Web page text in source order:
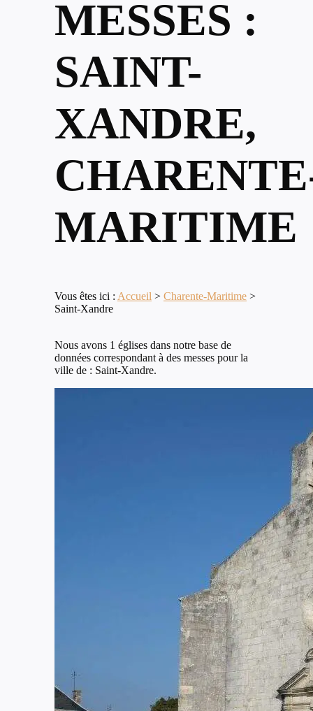
MESSES :
SAINT-
XANDRE,
MARITIME
Vous êtes ici : Accueil > Charente-Maritime >
Saint-Xandre
Nous avons 1 églises dans notre base de
données correspondant à des messes pour la
ville de : Saint-Xandre.